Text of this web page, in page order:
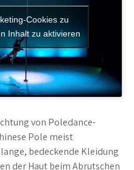
Cookies zu
Inhalt zu aktivieren
von Poledance-
Pole meist
bedeckende Kleidung
der Haut beim Abrutschen